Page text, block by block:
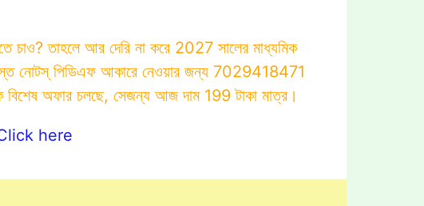
চাও? তাহলে আর দেরি না করে 2027 সালের মাধ্যমিক
সমস্ত নোটস্ পিডিএফ আকারে নেওয়ার জন্য 7029418471
অফার চলছে, সেজন্য আজ দাম 199 টাকা মাত্র।
Click here